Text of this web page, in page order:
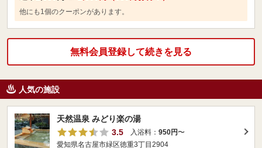
他にも1個のクーポンがあります。
無料会員登録して続きを見る
人気の施設
天然温泉 みどり楽の湯
3.5
入浴料： 950円〜
愛知県名古屋市緑区徳重3丁目2904